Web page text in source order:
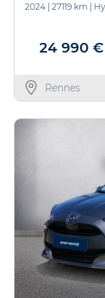
2024 27119 km
24 990 €
Rennes